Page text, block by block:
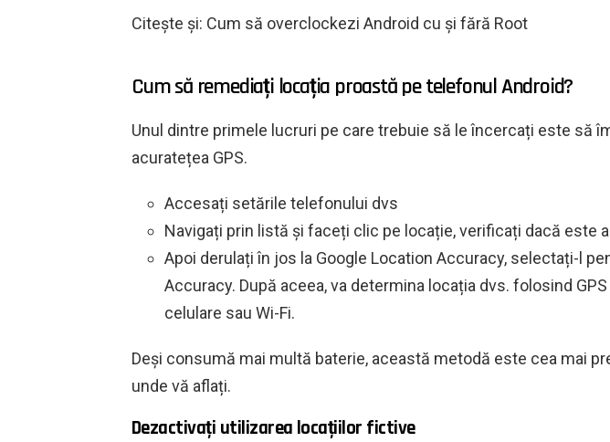
Citește și: Cum să overclockezi Android cu și fără Root
Cum să remediați locația proastă pe telefonul Android?
Unul dintre primele lucruri pe care trebuie să le încercați este să
acuratețea GPS.
Accesați setările telefonului dvs
Navigați prin listă și faceți clic pe locație, verificați dacă este
Apoi derulați în jos la Google Location Accuracy, selectați-l
Accuracy. După aceea, va determina locația dvs. folosind
celulare sau Wi-Fi.
Deși consumă mai multă baterie, această metodă este cea mai
unde vă aflați.
Dezactivați utilizarea locațiilor fictive